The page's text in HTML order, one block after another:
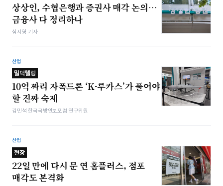
상상인, 수협은행과 증권사 매각 논의…
금융사 다 정리하나
심지영 기자
산업
밀덕텔링
10억 짜리 자폭드론 ‘K-루카스’가 풀어야
할 진짜 숙제
김민석 한국국방안보포럼 연구위원
산업
현장
22일 만에 다시 문 연 홈플러스, 점포
매각도 본격화